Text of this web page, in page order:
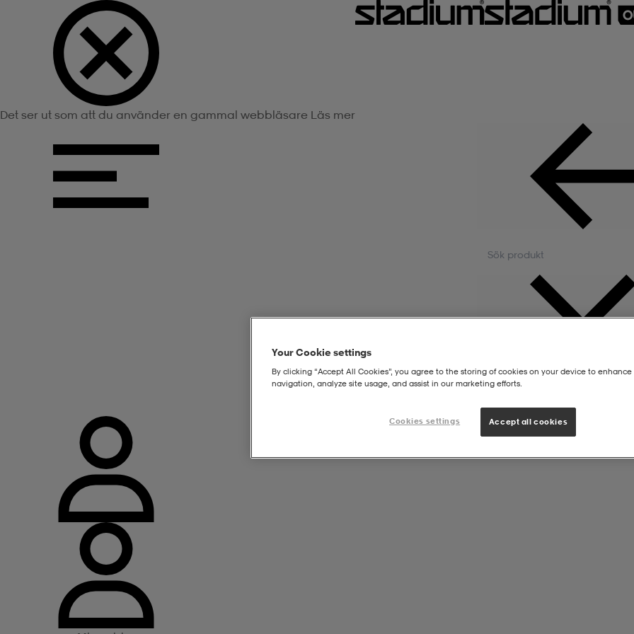
Det ser ut som att du använder en gammal webbläsare Läs mer
Your Cookie settings
By clicking “Accept All Cookies”, you agree to the storing of cookies on your device to enhance
navigation, analyze site usage, and assist in our marketing efforts.
Cookies settings Accept all cookies